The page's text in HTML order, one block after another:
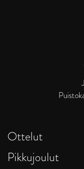
Ottelut
Pikkujoulut